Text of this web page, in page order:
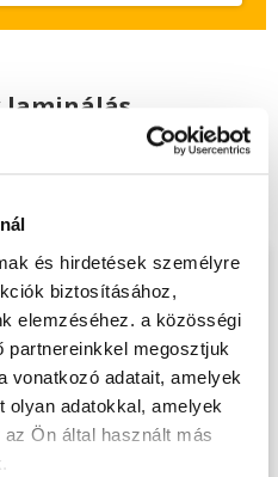
és hirdetések személyre
biztosításához,
elemzéséhez. a közösségi
partnereinkkel megosztjuk
vonatkozó adatait, amelyek
olyan adatokkal, amelyek
Ön által használt más
laminálás
lifting és
Hozzád
és MINDEN